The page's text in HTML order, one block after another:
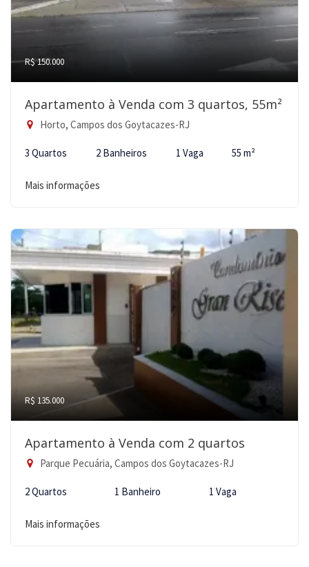
R$ 150.000
Apartamento à Venda com 3 quartos, 55m²
Horto, Campos dos Goytacazes-RJ
3 Quartos 2 Banheiros 1 Vaga 55 m²
Mais informações
R$ 135.000
Apartamento à Venda com 2 quartos
Parque Pecuária, Campos dos Goytacazes-RJ
2 Quartos 1 Banheiro 1 Vaga
Mais informações